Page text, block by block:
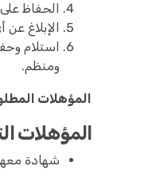
الحفاظ
الإبلاغ
استلام
ومنظم.
المؤهلات
المؤهلات
شهادة